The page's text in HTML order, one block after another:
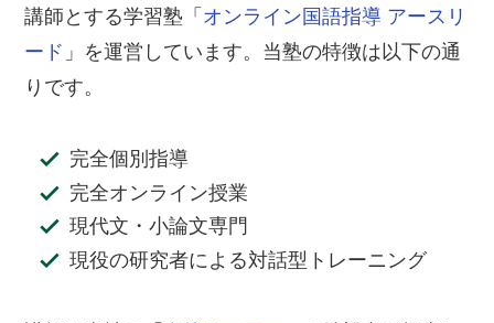
講師とする学習塾「 オンライン国語指導 アースリ
ード 」を運営しています。当塾の特徴は以下の通
りです。
完全個別指導
完全オンライン授業
現代文・小論文専門
現役の研究者による対話型トレーニング